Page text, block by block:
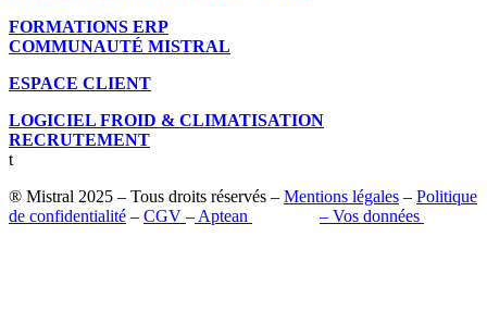
FORMATIONS ERP
COMMUNAUTÉ MISTRAL
ESPACE CLIENT
LOGICIEL FROID & CLIMATISATION
RECRUTEMENT
t
® Mistral 2025 – Tous droits réservés – Mentions légales – Politique
de confidentialité – CGV – Aptean – Vos données